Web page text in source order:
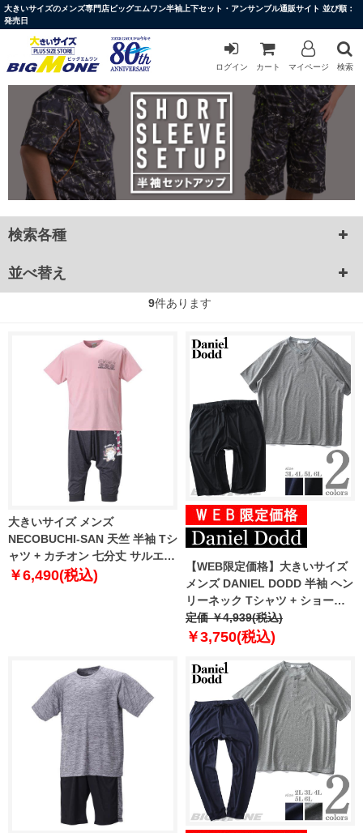
大きいサイズのメンズ専門店ビッグエムワン半袖上下セット・アンサンブル通販サイト 並び順：
発売日
ログイン カート マイページ 検索
検索各種
並べ替え
9件あります
大きいサイズ メンズ
NECOBUCHI-SAN 天竺 半袖 Tシ
ャツ + カチオン 七分丈 サルエル
パンツ ピンク × ブラック杢
￥6,490(税込)
【WEB限定価格】大きいサイズ
メンズ DANIEL DODD 半袖 ヘン
リーネック Tシャツ + ショーツ
上下セット azts-210201
定価 ￥4,939(税込)
￥3,750(税込)